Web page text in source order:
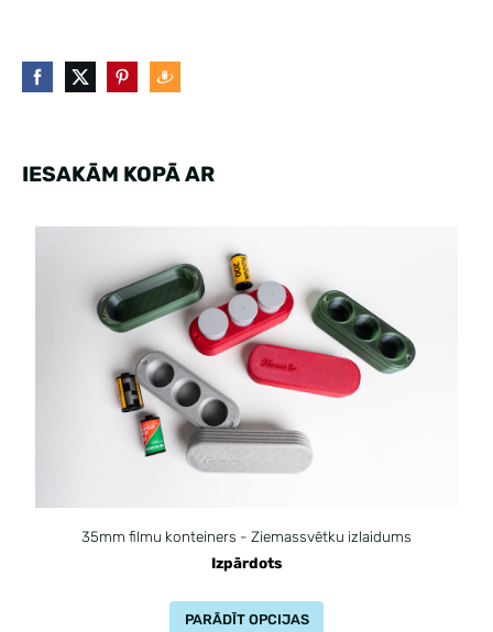
IESAKĀM KOPĀ AR
35mm filmu konteiners - Ziemassvētku izlaidums
Izpārdots
PARĀDĪT OPCIJAS